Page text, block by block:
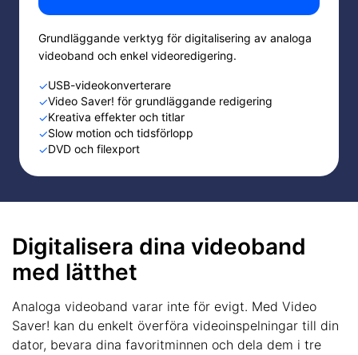
Grundläggande verktyg för digitalisering av analoga
videoband och enkel videoredigering.
✓USB-videokonverterare
✓Video Saver! för grundläggande redigering
✓Kreativa effekter och titlar
✓Slow motion och tidsförlopp
✓DVD och filexport
Digitalisera dina videoband
med lätthet
Analoga videoband varar inte för evigt. Med Video
Saver! kan du enkelt överföra videoinspelningar till din
dator, bevara dina favoritminnen och dela dem i tre